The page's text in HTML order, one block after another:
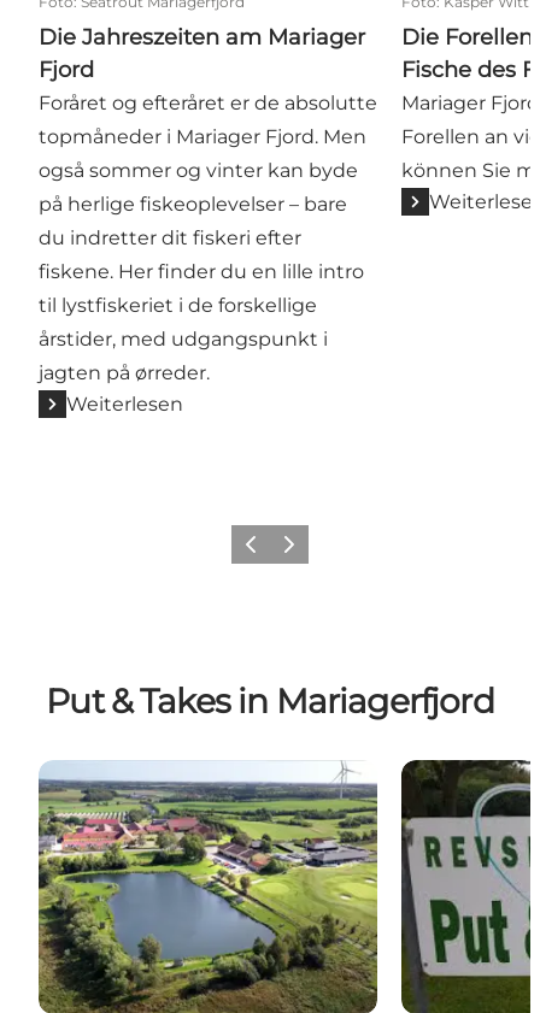
Die Jahreszeiten am Mariager
Fjord
Foråret og efteråret er de absolutte
topmåneder i Mariager Fjord. Men
også sommer og vinter kan byde
på herlige fiskeoplevelser – bare
du indretter dit fiskeri efter
fiskene. Her finder du en lille intro
til lystfiskeriet i de forskellige
årstider, med udgangspunkt i
jagten på ørreder.
Weiterlesen
Die
Fische des
Mariager
Forellen an
können Sie
Vorherige Folie
Nächste Folie
Put & Takes in Mariagerfjord
Volstrup Fiskepark (Put & Take) Revsbæk Put